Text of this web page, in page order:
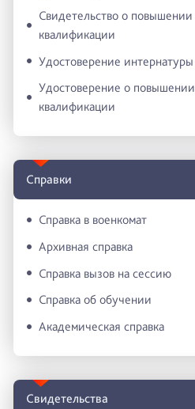
Свидетельство о повышении
квалификации
Удостоверение интернатуры
Удостоверение о повышении
квалификации
Справки
Справка в военкомат
Архивная справка
Справка вызов на сессию
Справка об обучении
Академическая справка
Свидетельства